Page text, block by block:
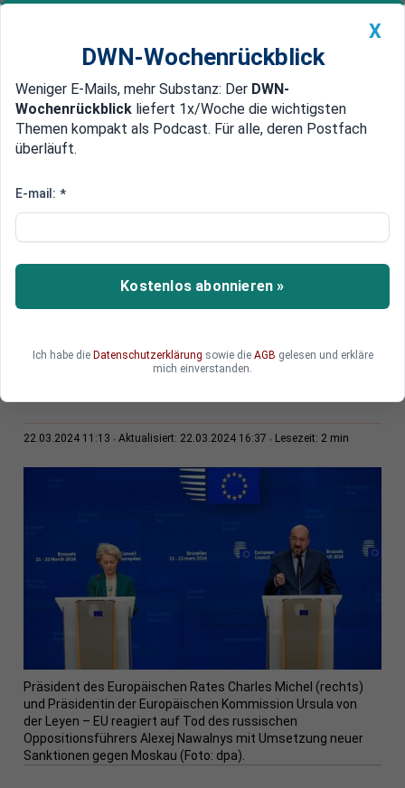
Newsticker MEIN DWN: Geldanlage Premium
Edelmetalle DWN-Magazin China
EU setzt Sanktionen wegen Tod
EU setzt nach Nawalnys Tod Sanktionen: 33
Russen betroffen, Strafkolonien auf Liste. Ein
Zeichen gegen Menschenrechtsverstöße.
22.03.2024 11:13 Aktualisiert: 22.03.2024 16:37 Lesezeit: 2 min
Präsident des Europäischen Rates Charles Michel (rechts)
und Präsidentin der Europäischen Kommission Ursula von
der Leyen – EU reagiert auf Tod des russischen
Oppositionsführers Alexej Nawalnys mit Umsetzung neuer
Sanktionen gegen Moskau (Foto: dpa).
X
DWN-Wochenrückblick
Weniger E-Mails, mehr Substanz: Der DWN-
Wochenrückblick liefert 1x/Woche die wichtigsten
Themen kompakt als Podcast. Für alle, deren Postfach
überläuft.
E-mail: *
Kostenlos abonnieren »
Ich habe die Datenschutzerklärung sowie die AGB gelesen und erkläre
mich einverstanden.